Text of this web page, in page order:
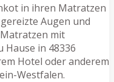
in ihren Matratzen
Augen und
mit
Hause in 48336
Hotel oder anderem
Westfalen.